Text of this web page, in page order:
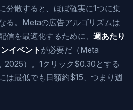
分散すると、ほぼ確実に1つに集
る。Metaの広告アルゴリズムは
信を最適化するために、 週あたり
イベント が必要だ（Meta
）。1クリック$0.30とする
は最低でも日額約$15、つまり週